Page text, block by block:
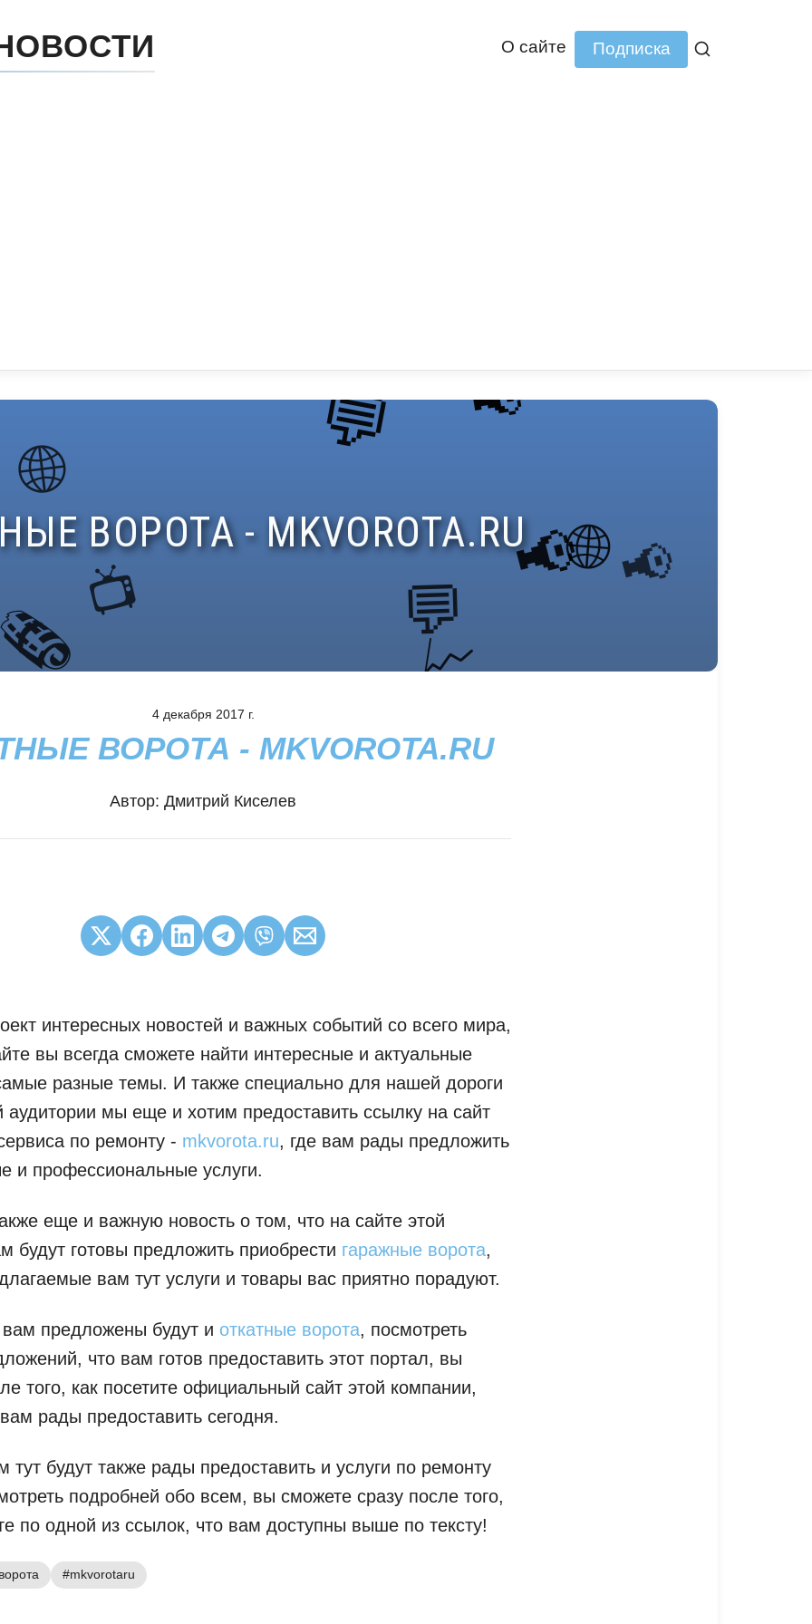
О сайте Подписка
4 декабря 2017 г.
ВОРОТА - MKVOROTA.RU
Автор: Дмитрий Киселев
интересных новостей и важных событий со всего мира,
вы всегда сможете найти интересные и актуальные
разные темы. И также специально для нашей дороги
аудитории мы еще и хотим предоставить ссылку на сайт
по ремонту - mkvorota.ru, где вам рады предложить
и профессиональные услуги.
еще и важную новость о том, что на сайте этой
будут готовы предложить приобрести гаражные ворота,
вам тут услуги и товары вас приятно порадуют.
вам предложены будут и откатные ворота, посмотреть
что вам готов предоставить этот портал, вы
того, как посетите официальный сайт этой компании,
рады предоставить сегодня.
будут также рады предоставить и услуги по ремонту
подробней обо всем, вы сможете сразу после того,
по одной из ссылок, что вам доступны выше по тексту!
#mkvorotaru